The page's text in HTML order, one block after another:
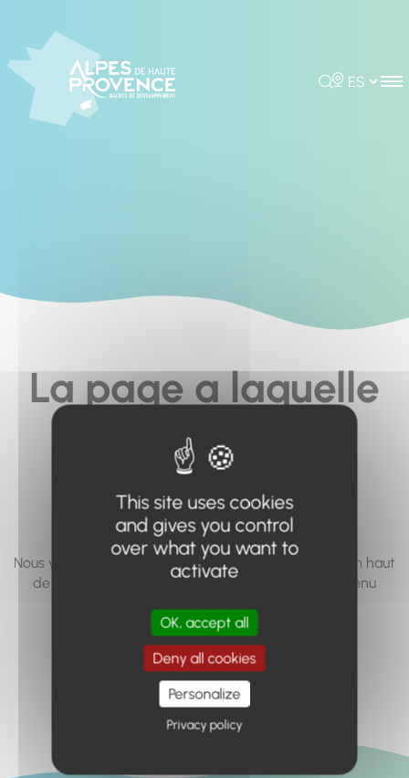
Rechercher
Choisir la
La page a laquelle
vous cherchez à
accéder n'existe
pas... ou plus.
Nous vous invitons à utiliser le moteur de recherche en haut
de page, ou à utiliser le menu pour trouver le contenu
Retour à l'accueil
This site uses cookies
and gives you control
over what you want to
activate
OK, accept all
Deny all cookies
Personalize
Privacy policy